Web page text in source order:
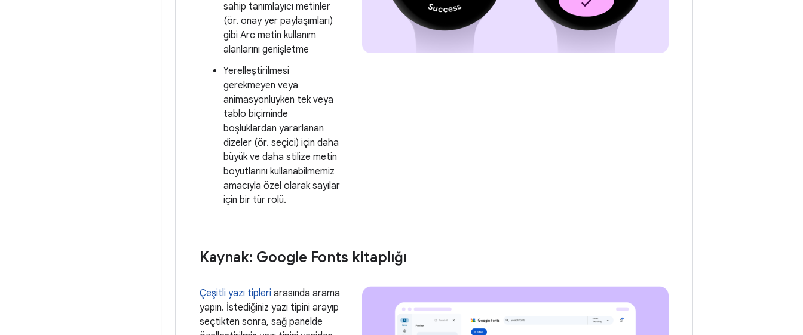
sahip tanımlayıcı metinler
(ör. onay yer paylaşımları)
gibi Arc metin kullanım
alanlarını genişletme
Yerelleştirilmesi
gerekmeyen veya
animasyonluyken tek veya
tablo biçiminde
boşluklardan yararlanan
dizeler (ör. seçici) için daha
büyük ve daha stilize metin
boyutlarını kullanabilmemiz
amacıyla özel olarak sayılar
için bir tür rolü.
Kaynak: Google Fonts kitaplığı
Çeşitli yazı tipleri arasında arama
yapın. İstediğiniz yazı tipini arayıp
seçtikten sonra, sağ panelde